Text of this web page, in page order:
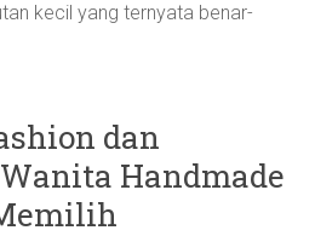
kecil yang ternyata benar-
dan
Handmade